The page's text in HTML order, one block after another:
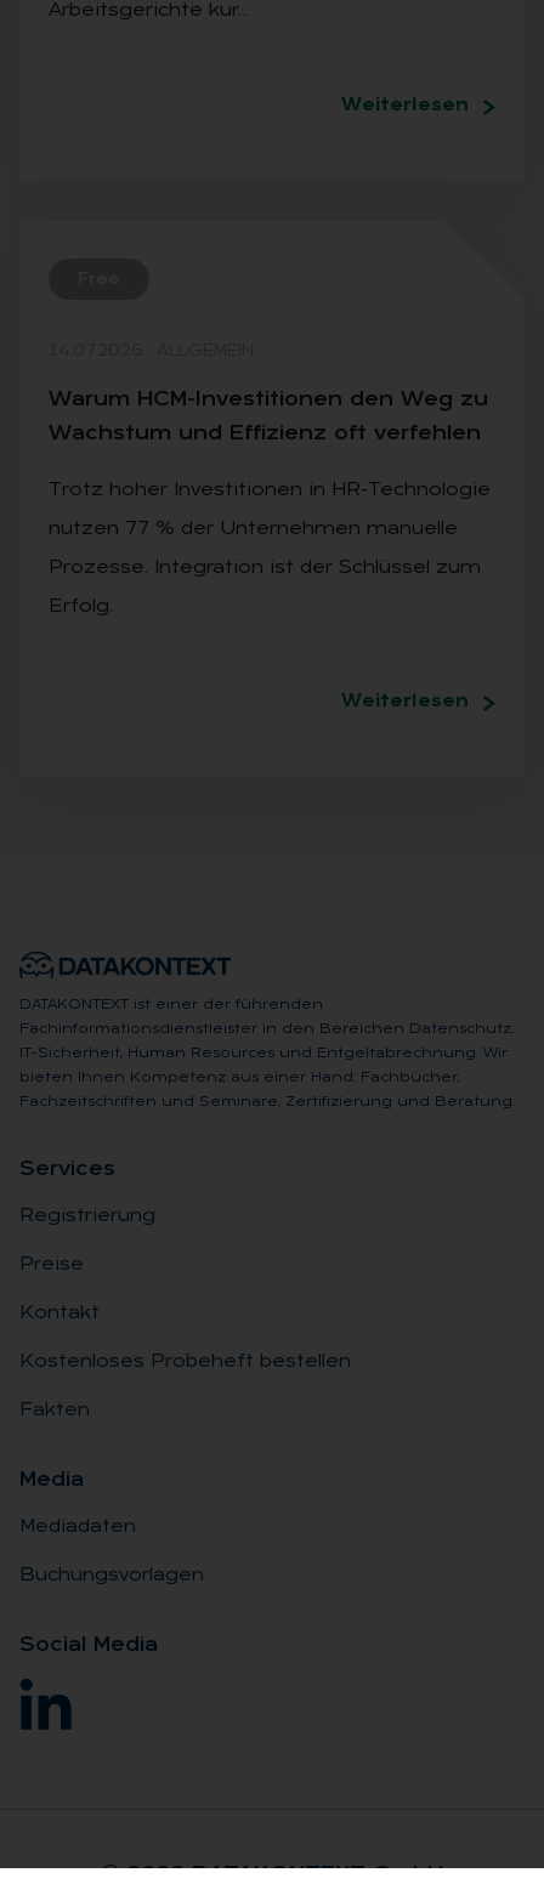
Arbeitsgerichte kur…
Weiterlesen
War­um HCM-In­ves­ti­tio­nen den Weg zu
Wachs­tum und Ef­fi­zi­enz oft ver­feh­len
Trotz hoher Investitionen in HR-Technologie
nutzen 77 % der Unternehmen manuelle
Prozesse. Integration ist der Schlüssel zum
Erfolg.
Weiterlesen
DATAKONTEXT ist einer der führenden
Fachinformationsdienstleister in den Bereichen Datenschutz,
IT-Sicherheit, Human Resources und Entgeltabrechnung. Wir
bieten Ihnen Kompetenz aus einer Hand: Fachbücher,
Fachzeitschriften und Seminare, Zertifizierung und Beratung.
Ser­vices
Registrierung
Preise
Kontakt
Kostenloses Probeheft bestellen
Fakten
Me­dia
Mediadaten
Buchungsvorlagen
So­ci­al Me­dia
© 2026 DA­TA­KON­TEXT GmbH